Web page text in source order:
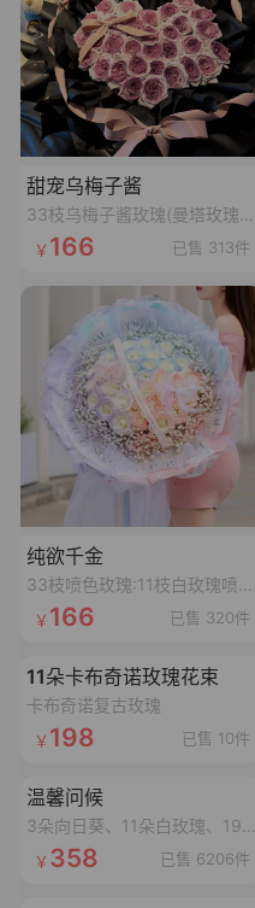
甜宠乌梅子酱
33枝乌梅子酱玫瑰(曼塔玫瑰喷乌梅子酱漆,拼心形),裸粉色蝴蝶结,裸粉色丝袋绕一圈,1条灯串
166 已售 313件
纯欲千金
33枝喷色玫瑰:11枝白玫瑰喷碎冰蓝漆,11枝白玫瑰喷丁香紫漆,11枝白玫瑰喷香妃粉漆,搭配3个同色满天星,1条丝带,2个鱼尾纱蝴蝶结,1个灯串
166 已售 320件
加载失败,点击重试
11朵卡布奇诺玫瑰花束
卡布奇诺复古玫瑰
198 已售 10件
加载失败,点击重试
温馨问候
3朵向日葵、11朵白玫瑰、19朵香槟玫瑰抱抱桶
358 已售 6206件